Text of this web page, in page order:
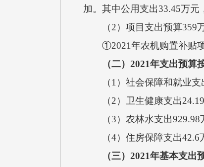
加。其中公用支出33.45万元
（2）项目支出预算359
①2021年农机购置补贴
（二） 2021年支出预算
（1） 社会保障和就业支
（2） 卫生健康支出
（3） 农林水支出929.98
（4） 住房保障支出42.6
（三） 2021年基本支出